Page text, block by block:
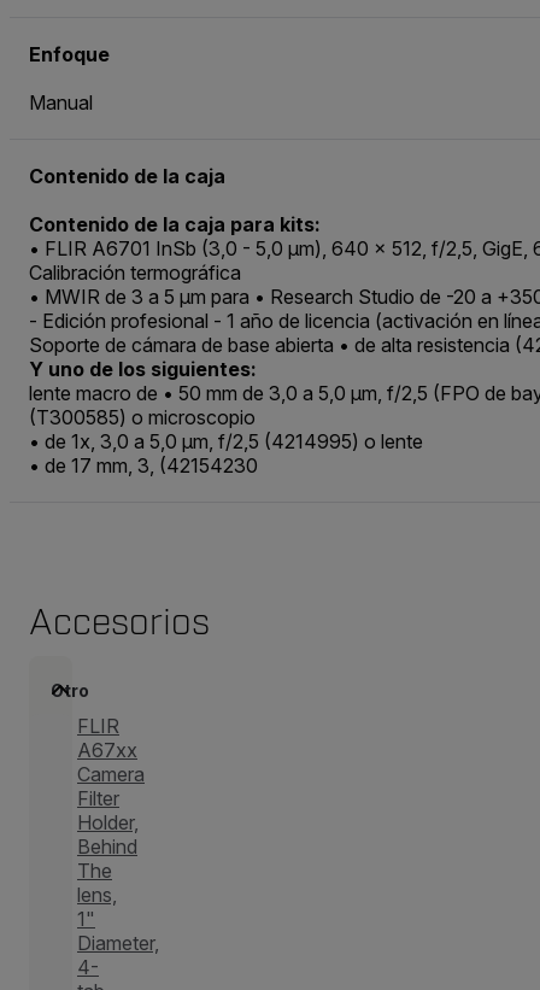
Enfoque
Manual
Contenido de la caja
Contenido de la caja para kits:
• FLIR A6701 InSb (3,0 - 5,0 μm), 640 x 512, f/2,5,
Calibración termográfica
• MWIR de 3 a 5 μm para • Research Studio de -20 a
- Edición profesional - 1 año de licencia (activación en
Soporte de cámara de base abierta • de alta resistencia
Y uno de los siguientes:
lente macro de • 50 mm de 3,0 a 5,0 μm, f/2,5 (FPO de
(T300585) o microscopio
• de 1x, 3,0 a 5,0 μm, f/2,5 (4214995) o lente
• de 17 mm, 3, (42154230
Accesorios
Otro
FLIR
A67xx
Camera
Filter
Holder,
Behind
The
lens,
1"
Diameter,
4-